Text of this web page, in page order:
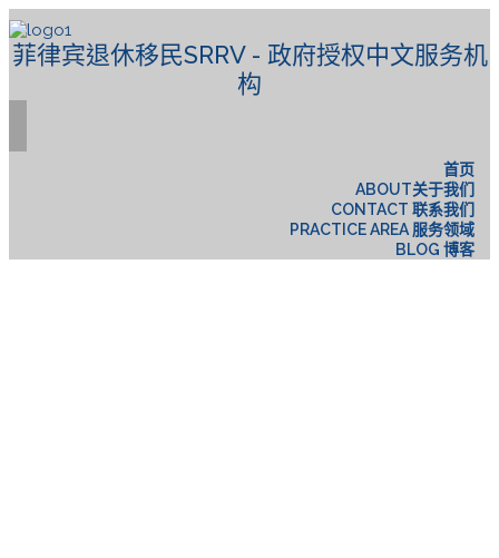
菲律宾退休移民SRRV - 政府授权中文服务机
构
首页
ABOUT关于我们
CONTACT 联系我们
PRACTICE AREA 服务领域
BLOG 博客